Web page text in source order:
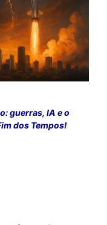
guerras, IA e o
dos Tempos!